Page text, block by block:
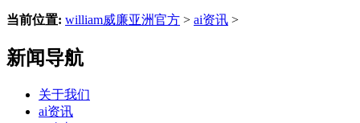
当前位置: william威廉亚洲官方 > ai资讯 >
新闻导航
关于我们
ai资讯